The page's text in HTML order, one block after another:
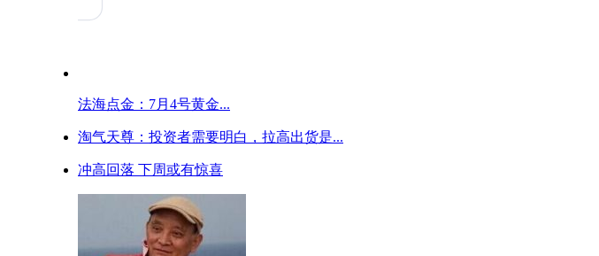
法海点金：7月4号黄金...
淘气天尊：投资者需要明白，拉高出货是...
冲高回落 下周或有惊喜